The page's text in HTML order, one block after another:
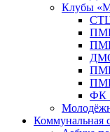
Клубы
ФК
Коммунальная